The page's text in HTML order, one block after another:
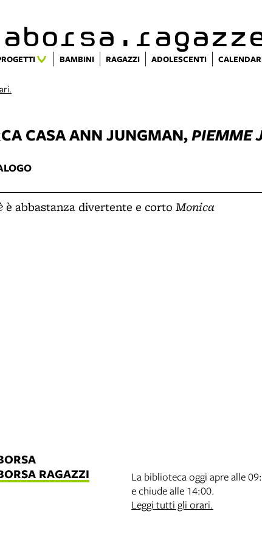
BAMBINI RAGAZZI ADOLESCENTI
CASAANN JUNGMAN,PIEMME
è abbastanza divertente e corto Monica
RAGAZZI
La biblioteca oggi apre alle
e chiude alle 14:00.
Leggi tutti gli orari.